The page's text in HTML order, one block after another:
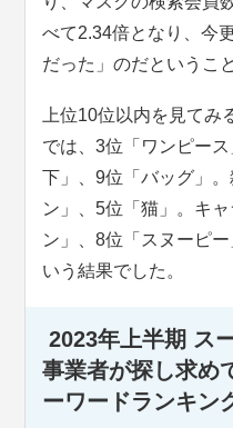
べて2.34倍となり、今
だった」のだというこ
上位10位以内を見てみ
では、3位「ワンピー
下」、9位「バッグ」
ン」、5位「猫」。キ
ン」、8位「スヌーピ
いう結果でした。
2023年上半期 ス
事業者が探し求め
ーワードランキン